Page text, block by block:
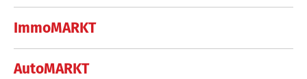
ImmoMARKT
AutoMARKT